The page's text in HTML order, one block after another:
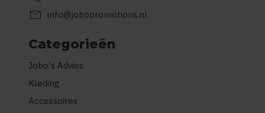
mail info@jobopromotions.nl
Categorieën
Jobo's Advies
Kleding
Accessoires